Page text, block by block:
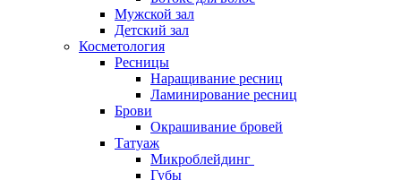
Мужской зал
Детский зал
Косметология
Ресницы
Наращивание ресниц
Ламинирование ресниц
Брови
Окрашивание бровей
Татуаж
Микроблейдинг
Губы